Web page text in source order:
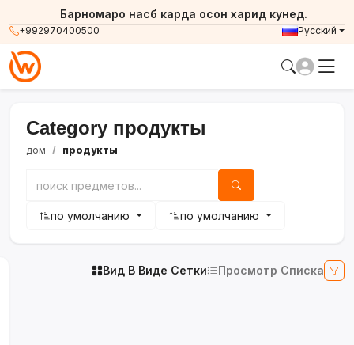
+992970400500
Барномаро насб карда осон харид кунед.
Русский
Category продукты
дом продукты
по умолчанию по умолчанию
Вид В Виде Сетки Просмотр Списка